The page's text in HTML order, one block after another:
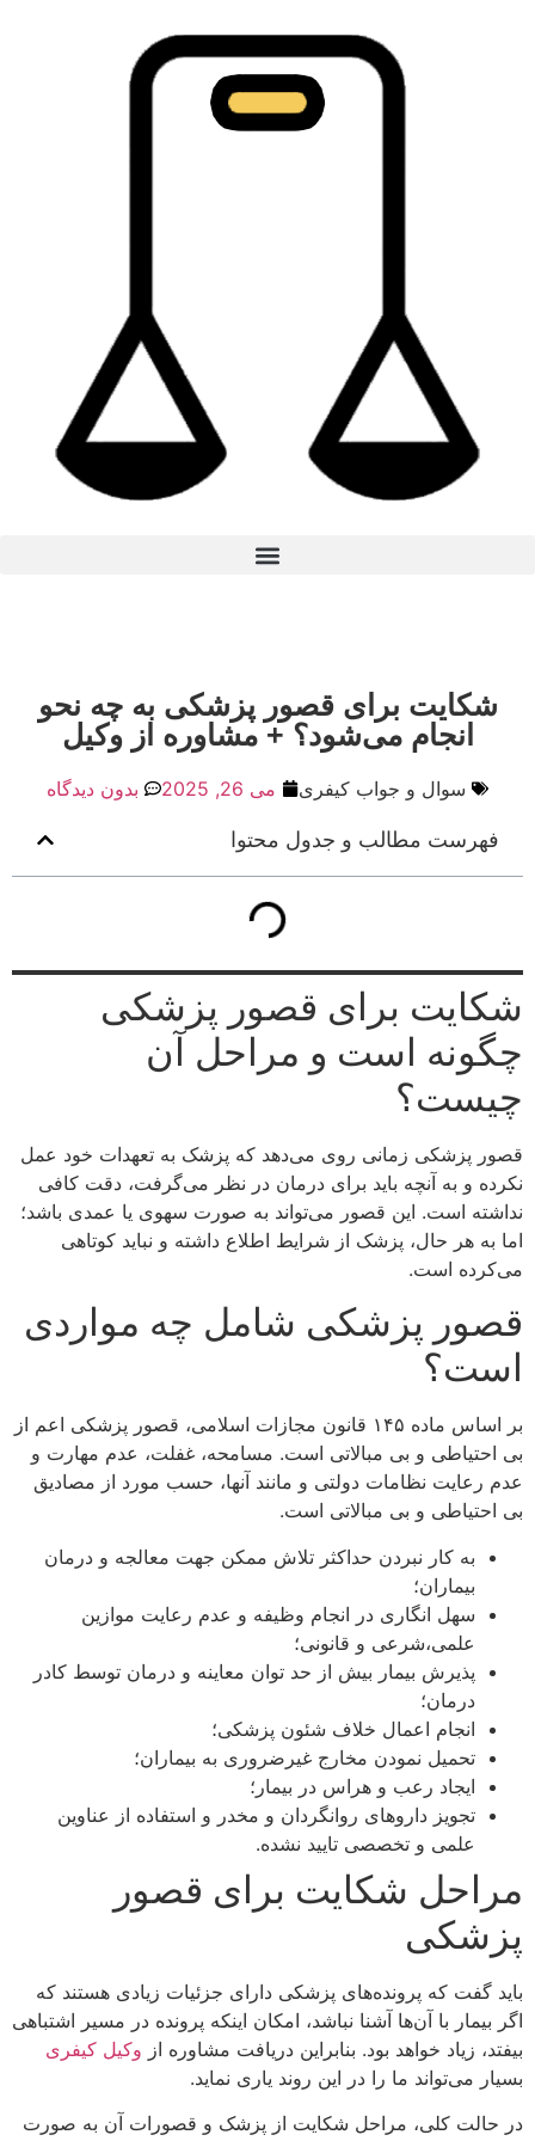
شکایت برای قصور پزشکی به چه نحو
انجام می‌شود؟ + مشاوره از وکیل
سوال و جواب کیفری می 26, 2025 بدون دیدگاه
فهرست مطالب و جدول محتوا
شکایت برای قصور پزشکی
چگونه است و مراحل آن
چیست؟
قصور پزشکی زمانی روی می‌دهد که پزشک به تعهدات خود عمل
نکرده و به آنچه باید برای درمان در نظر می‌گرفت، دقت کافی
نداشته است. این قصور می‌تواند به صورت سهوی یا عمدی باشد؛
اما به هر حال، پزشک از شرایط اطلاع داشته و نباید کوتاهی
می‌کرده است.
قصور پزشکی شامل چه مواردی
است؟
بر اساس ماده ۱۴۵ قانون مجازات اسلامی، قصور پزشکی اعم از
بی احتیاطی و بی مبالاتی است. مسامحه، غفلت، عدم مهارت و
عدم رعایت نظامات دولتی و مانند آنها، حسب مورد از مصادیق
بی احتیاطی و بی مبالاتی است.
به کار نبردن حداکثر تلاش ممکن جهت معالجه و درمان
بیماران؛
سهل انگاری در انجام وظیفه و عدم رعایت موازین
علمی،شرعی و قانونی؛
پذیرش بیمار بیش از حد توان معاینه و درمان توسط کادر
درمان؛
انجام اعمال خلاف شئون پزشکی؛
تحمیل نمودن مخارج غیرضروری به بیماران؛
ایجاد رعب و هراس در بیمار؛
تجویز داروهای روانگردان و مخدر و استفاده از عناوین
علمی و تخصصی تایید نشده.
مراحل شکایت برای قصور
پزشکی
باید گفت که پرونده‌های پزشکی دارای جزئیات زیادی هستند که
اگر بیمار با آن‌ها آشنا نباشد، امکان اینکه پرونده در مسیر اشتباهی
بیفتد، زیاد خواهد بود. بنابراین دریافت مشاوره از وکیل کیفری
بسیار می‌تواند ما را در این روند یاری نماید.
در حالت کلی، مراحل شکایت از پزشک و قصورات آن به صورت